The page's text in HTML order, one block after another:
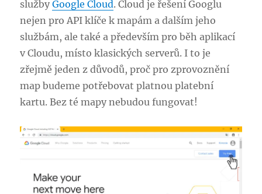
službyGoogle Cloud. Cloud je řešení Googlu
nejen pro API klíče k mapám a dalším jeho
službám, ale také a především pro běh aplikací
v Cloudu, místo klasických serverů. I to je
zřejmě jeden z důvodů, proč pro zprovoznění
map budeme potřebovat platnou platební
kartu. Bez té mapy nebudou fungovat!